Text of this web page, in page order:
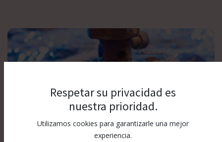
Respetar su privacidad es
nuestra prioridad.
Utilizamos cookies para garantizarle una mejor
experiencia.